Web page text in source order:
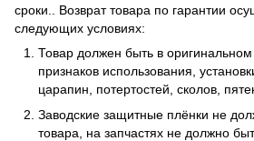
сроки.. Возврат товара по гарантии
следующих условиях:
Товар должен быть в оригинальном
признаков использования,
царапин, потертостей, сколов,
Заводские защитные плёнки не
товара, на запчастях не должно